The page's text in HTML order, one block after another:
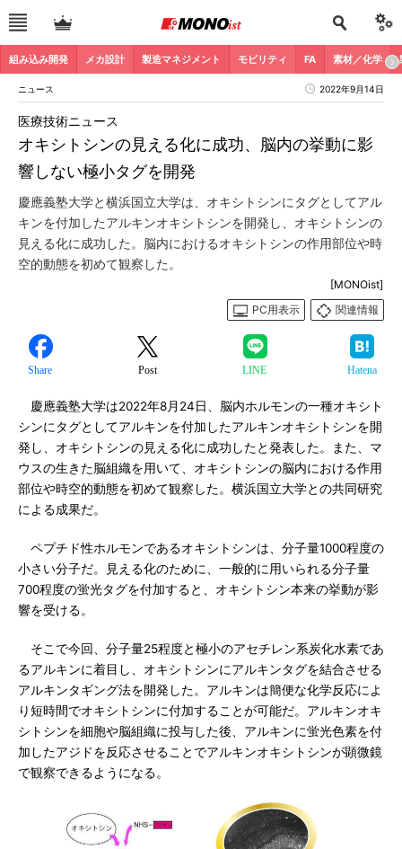
組み込み開発 メカ設計 製造マネジメント モビリティ FA 素材／化学
ニュース 2022年9月14日
オキシトシンの見える化に成功、脳内の挙動に影
響しない極小タグを開発
医療技術ニュース
慶應義塾大学と横浜国立大学は、オキシトシンにタグとしてアル
キンを付加したアルキンオキシトシンを開発し、オキシトシンの
見える化に成功した。脳内におけるオキシトシンの作用部位や時
空的動態を初めて観察した。
[MONOist]
PC用表示
関連情報
Share Post LINE Hatena
慶應義塾大学は2022年8月24日、脳内ホルモンの一種オキシト
シンにタグとしてアルキンを付加したアルキンオキシトシンを開
発し、オキシトシンの見える化に成功したと発表した。また、マ
ウスの生きた脳組織を用いて、オキシトシンの脳内における作用
部位や時空的動態を初めて観察した。横浜国立大学との共同研究
による成果だ。
ペプチド性ホルモンであるオキシトシンは、分子量1000程度の
小さい分子だ。見える化のために、一般的に用いられる分子量
700程度の蛍光タグを付加すると、オキシトシン本来の挙動が影
響を受ける。
そこで今回、分子量25程度と極小のアセチレン系炭化水素であ
るアルキンに着目し、オキシトシンにアルキンタグを結合させる
アルキンタギング法を開発した。アルキンは簡便な化学反応によ
り短時間でオキシトシンに付加することが可能だ。アルキンオキ
シトシンを細胞や脳組織に投与した後、アルキンに蛍光色素を付
加したアジドを反応させることでアルキンオキシトシンが顕微鏡
で観察できるようになる。